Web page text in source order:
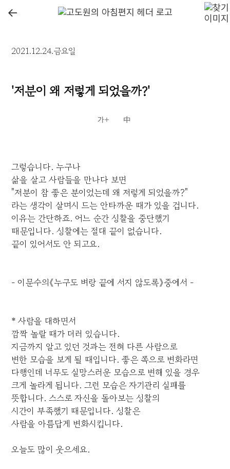
←
2021.12.24.금요일
'저분이 왜 저렇게 되었을까?'
그렇습니다. 누구나
삶을 살고 사람들을 만나다 보면
"저분이 참 좋은 분이었는데 왜 저렇게 되었을까?"
라는 생각이 살며시 드는 안타까운 때가 있을 겁니다.
이유는 간단하죠. 어느 순간 성찰을 중단했기
때문입니다. 성찰에는 절대 끝이 없습니다.
끝이 있어서도 안 되고요.
- 이문수의《누구도 벼랑 끝에 서지 않도록》중에서 -
* 사람을 대하면서
깜짝 놀랄 때가 더러 있습니다.
지금까지 알고 있던 것과는 전혀 다른 사람으로
변한 모습을 보게 될 때입니다. 좋은 쪽으로 변화라면
다행인데 너무도 실망스러운 모습으로 변해 있을 경우
크게 놀라게 됩니다. 그런 모습은 자기관리 실패를
뜻합니다. 스스로 자신을 돌아보는 성찰의
시간이 부족했기 때문입니다. 성찰은
사람을 아름답게 변화시킵니다.
오늘도 많이 웃으세요.